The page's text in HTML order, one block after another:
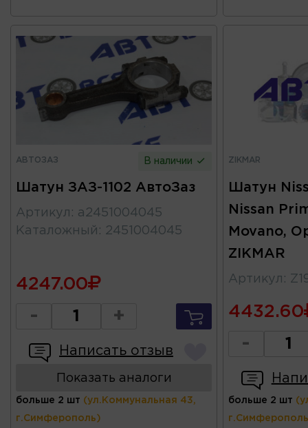
АВТОЗАЗ В наличии
Шатун ЗАЗ-1102 АвтоЗаз
Артикул : а2451004045
Каталожный : 2451004045
4247.00
- +
Написать отзыв
Показать аналоги
больше 2 шт (ул.Коммунальная 43,
г.Симферополь)
ZIKMAR
Шатун
Nissan
Movano,
ZIKMAR
Артикул :
4432.60
-
больше 2 шт